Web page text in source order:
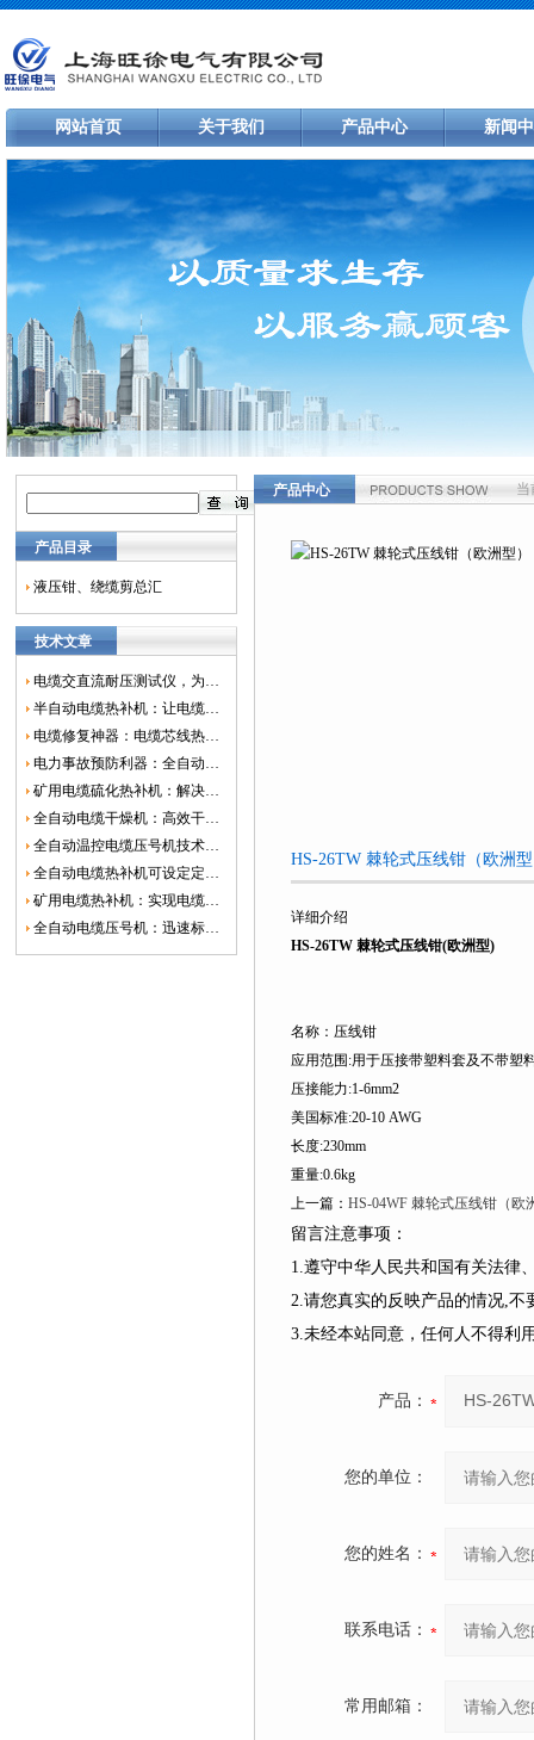
网站首页 关于我们 产品中心 新闻
产品目录
液压钳、绕缆剪总汇
技术文章
电缆交直流耐压测试仪，为电网安全保驾护航
半自动电缆热补机：让电缆修复更简单、更高效！
电缆修复神器：电缆芯线热补机如何保障电网安全？
电力事故预防利器：全自动控温电缆热补机
矿用电缆硫化热补机：解决矿山电缆故障的新选择
全自动电缆干燥机：高效干燥，电缆质量
全自动温控电缆压号机技术革新：数字化标识的新趋势
全自动电缆热补机可设定定时功能，实现自动化热补
矿用电缆热补机：实现电缆故障修复的高效装置
全自动电缆压号机：迅速标识电缆的利器
产品中心 当
HS-26TW 棘轮式压线钳（欧洲
详细介绍
HS-26TW 棘轮式压线钳(欧洲型)
名称：压线钳
应用范围:用于压接带塑料套及不带塑
压接能力:1-6mm2
美国标准:20-10 AWG
长度:230mm
重量:0.6kg
上一篇： HS-04WF 棘轮式压线钳（欧
留言注意事项：
1.遵守中华人民共和国有关法律
2.请您真实的反映产品的情况,
3.未经本站同意，任何人不得利
产品：
您的单位：
您的姓名：
联系电话：
常用邮箱：